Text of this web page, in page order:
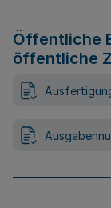
Öffentliche
öffentliche